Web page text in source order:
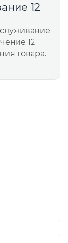
12
12
товара.